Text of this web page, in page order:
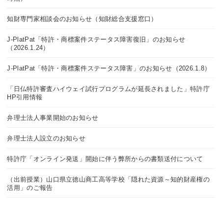
知財専門家相談会のお知らせ（知財総合支援窓口）
J-PlatPat「特許・商標案件ステータス障害復旧」のお知らせ
（2026.1.24）
J-PlatPat「特許・商標案件ステータス障害」のお知らせ（2026.1.8）
「日仏特許審査ハイウェイ試行プログラムが延長されました」特許庁
HP引用情報
弁理士法人事業開始のお知らせ
弁理士法人設立のお知らせ
特許庁「オンライン発送」開始に伴う弊所からの書類送付について
（出前授業）山口県立徳山商工高等学校「隠れた資源～知的財産権の
活用」のご報告